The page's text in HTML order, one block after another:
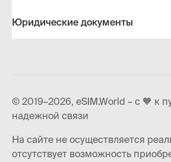
Юридические документы
© 2019–2026, eSIM.World – с 🧡 к
надежной связи
На сайте не осуществляется
отсутствует возможность